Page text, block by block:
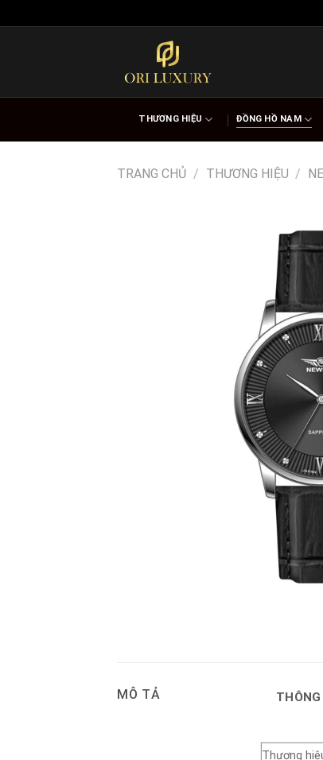
to
THƯƠNG HIỆU ĐỒNG HỒ NAM
TRANG CHỦ / THƯƠNG HIỆU /
MÔ TẢ
Thương